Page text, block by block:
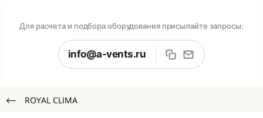
Для расчета и подбора оборудования присылайте запросы:
info@a-vents.ru
ROYAL CLIMA